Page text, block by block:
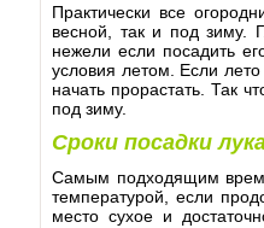
Практически все
весной, так и под зиму.
нежели если посадить
условия летом. Если
начать прорастать. Так
под зиму.
Сроки посадки
Самым подходящим
температурой, если
место сухое и